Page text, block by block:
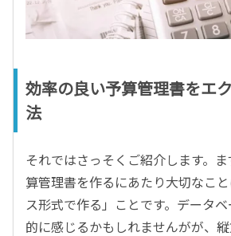
効率の良い予算管理書をエ
法
それではさっそくご紹介します。
算管理書を作るにあたり大切なこ
ス形式で作る」ことです。データ
的に感じるかもしれませんがが、